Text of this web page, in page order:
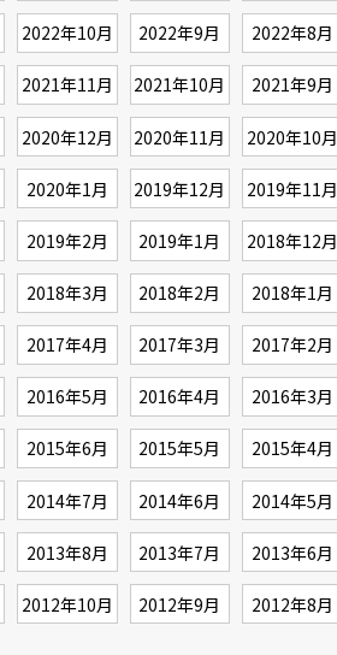
2022年10月 2022年9月 2022年8月
2021年11月 2021年10月 2021年9月
2020年12月 2020年11月 2020年10月
2020年1月 2019年12月 2019年11月
2019年2月 2019年1月 2018年12月
2018年3月 2018年2月 2018年1月
2017年4月 2017年3月 2017年2月
2016年5月 2016年4月 2016年3月
2015年6月 2015年5月 2015年4月
2014年7月 2014年6月 2014年5月
2013年8月 2013年7月 2013年6月
2012年10月 2012年9月 2012年8月